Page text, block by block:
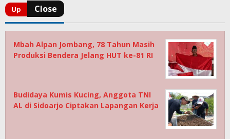
Mbah Alpan Jombang, 78 Tahun Masih
Produksi Bendera Jelang HUT ke-81 RI
Budidaya Kumis Kucing, Anggota TNI
AL di Sidoarjo Ciptakan Lapangan Kerja